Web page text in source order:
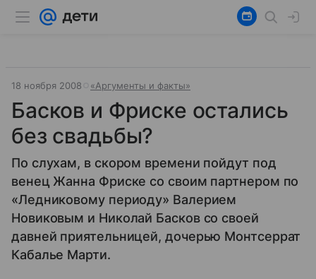
18 ноября 2008 «Аргументы и факты»
Басков и Фриске остались
без свадьбы?
По слухам, в скором времени пойдут под
венец Жанна Фриске со своим партнером по
«Ледниковому периоду» Валерием
Новиковым и Николай Басков со своей
давней приятельницей, дочерью Монтсеррат
Кабалье Марти.